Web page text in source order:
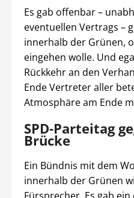
Es gab offenbar –
eventuellen Vertrags –
innerhalb der Grünen,
eingehen wolle. Und
Rückkehr an den
Ende Vertreter aller
Atmosphäre am Ende
SPD-Parteitag
Brücke
Ein Bündnis mit dem
innerhalb der Grünen